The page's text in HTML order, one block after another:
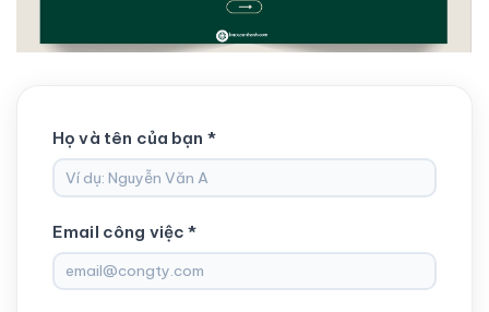
Họ và tên của bạn *
Email công việc *